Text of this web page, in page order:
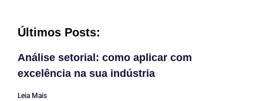
Últimos Posts:
Análise setorial: como aplicar com
excelência na sua indústria
Leia Mais